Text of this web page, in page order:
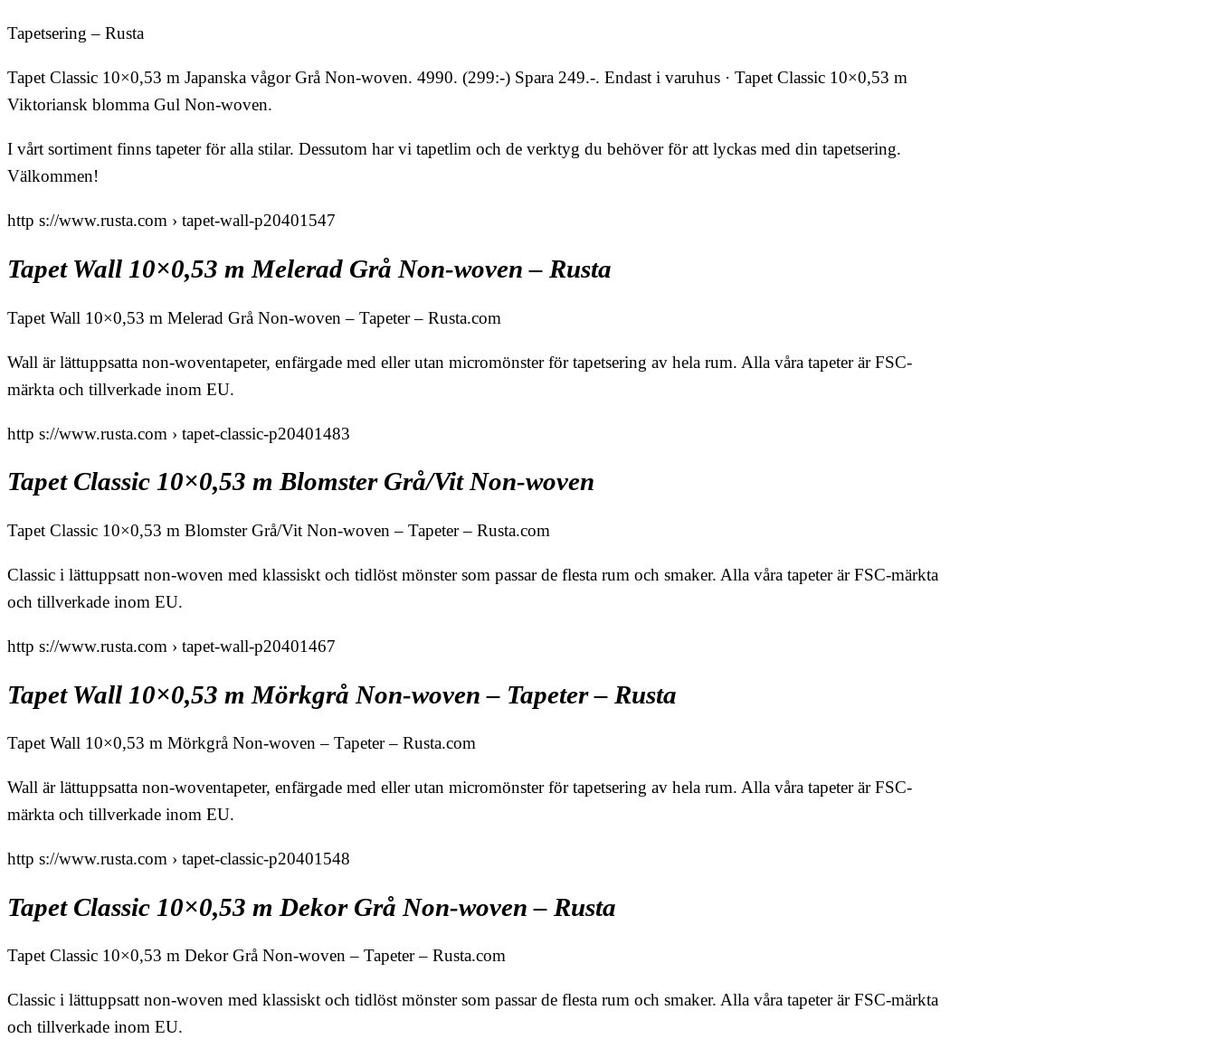
Tapetsering – Rusta
Tapet Classic 10×0,53 m Japanska vågor Grå Non-woven. 4990. (299:-) Spara 249.-. Endast i varuhus · Tapet Classic 10×0,53 m
Viktoriansk blomma Gul Non-woven.
I vårt sortiment finns tapeter för alla stilar. Dessutom har vi tapetlim och de verktyg du behöver för att lyckas med din tapetsering.
Välkommen!
http s://www.rusta.com › tapet-wall-p20401547
Tapet Wall 10×0,53 m Melerad Grå Non-woven – Rusta
Tapet Wall 10×0,53 m Melerad Grå Non-woven – Tapeter – Rusta.com
Wall är lättuppsatta non-woventapeter, enfärgade med eller utan micromönster för tapetsering av hela rum. Alla våra tapeter är FSC-
märkta och tillverkade inom EU.
http s://www.rusta.com › tapet-classic-p20401483
Tapet Classic 10×0,53 m Blomster Grå/Vit Non-woven
Tapet Classic 10×0,53 m Blomster Grå/Vit Non-woven – Tapeter – Rusta.com
Classic i lättuppsatt non-woven med klassiskt och tidlöst mönster som passar de flesta rum och smaker. Alla våra tapeter är FSC-märkta
och tillverkade inom EU.
http s://www.rusta.com › tapet-wall-p20401467
Tapet Wall 10×0,53 m Mörkgrå Non-woven – Tapeter – Rusta
Tapet Wall 10×0,53 m Mörkgrå Non-woven – Tapeter – Rusta.com
Wall är lättuppsatta non-woventapeter, enfärgade med eller utan micromönster för tapetsering av hela rum. Alla våra tapeter är FSC-
märkta och tillverkade inom EU.
http s://www.rusta.com › tapet-classic-p20401548
Tapet Classic 10×0,53 m Dekor Grå Non-woven – Rusta
Tapet Classic 10×0,53 m Dekor Grå Non-woven – Tapeter – Rusta.com
Classic i lättuppsatt non-woven med klassiskt och tidlöst mönster som passar de flesta rum och smaker. Alla våra tapeter är FSC-märkta
och tillverkade inom EU.